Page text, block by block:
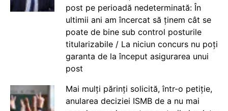
post pe perioadă nedeterminată: În
ultimii ani am încercat să ținem cât se
poate de bine sub control posturile
titularizabile / La niciun concurs nu poți
garanta de la început asigurarea unui
post
Mai mulți părinți solicită, într-o petiție,
anularea deciziei ISMB de a nu mai